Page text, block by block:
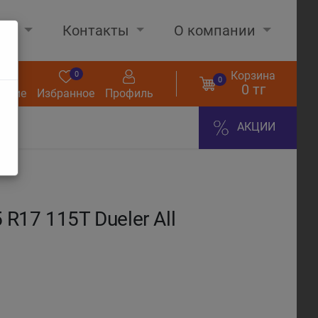
Контакты О компании
Избранное
0
Профиль
0 Корзина
0 тг
АКЦИИ
115T Dueler All